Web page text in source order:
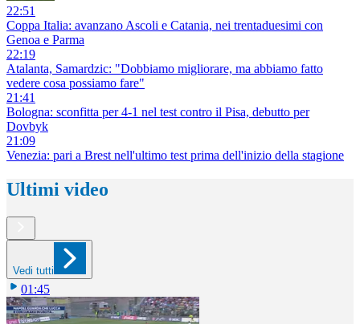
22:51
Coppa Italia: avanzano Ascoli e Catania, nei trentaduesimi con
Genoa e Parma
22:19
Atalanta, Samardzic: "Dobbiamo migliorare, ma abbiamo fatto
vedere cosa possiamo fare"
21:41
Bologna: sconfitta per 4-1 nel test contro il Pisa, debutto per
Dovbyk
21:09
Venezia: pari a Brest nell'ultimo test prima dell'inizio della stagione
Ultimi video
Vedi tutti
01:45